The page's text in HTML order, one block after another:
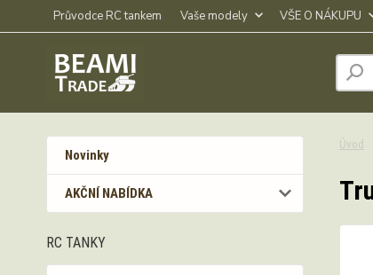
Průvodce RC tankem Vaše modely VŠE O NÁKUPU
Novinky
AKČNÍ NABÍDKA
RC TANKY
Úvod